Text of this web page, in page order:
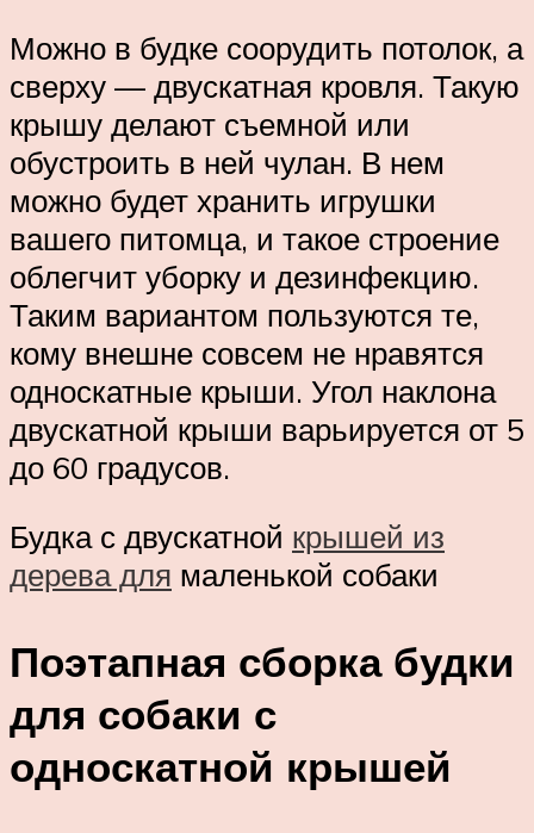
Можно в будке соорудить потолок, а
сверху — двускатная кровля. Такую
крышу делают съемной или
обустроить в ней чулан. В нем
можно будет хранить игрушки
вашего питомца, и такое строение
облегчит уборку и дезинфекцию.
Таким вариантом пользуются те,
кому внешне совсем не нравятся
односкатные крыши. Угол наклона
двускатной крыши варьируется от 5
до 60 градусов.
Будка с двускатной крышей из
дерева для маленькой собаки
Поэтапная сборка будки
для собаки с
односкатной крышей